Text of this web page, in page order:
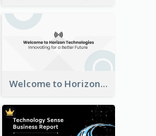
Welcome to Horizon Technologies- Innovating for a Better Future